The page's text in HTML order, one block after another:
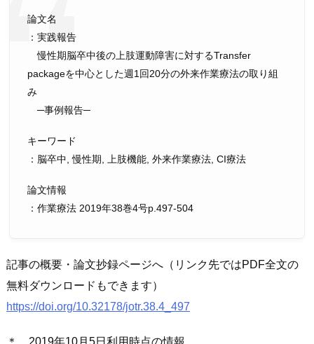
論文名
：実践報告
慢性期脳卒中後の上肢運動障害に対するTransfer
packageを中心とした週1回20分の外来作業療法の取り組
み
─事例報告─
キーワード
：脳卒中, 慢性期, 上肢機能, 外来作業療法, CI療法
論文情報
：作業療法 2019年38巻4号p.497-504
記事の概要・論文抄録ページへ（リンク先ではPDF全文の
無料ダウンロードもできます）
https://doi.org/10.32178/jotr.38.4_497